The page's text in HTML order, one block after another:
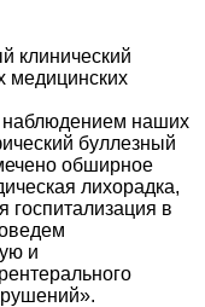
клинический
медицинских
наблюдением наших
буллезный
обширное
лихорадка,
госпитализация в
и